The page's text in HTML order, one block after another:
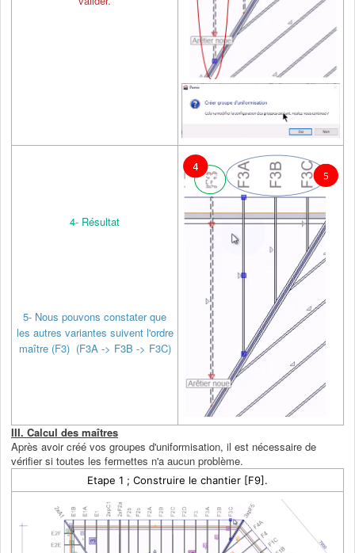
4- Résultat
5- Nous pouvons constater que
les autres variantes suivent l'ordre
maître (F3) (F3A -> F3B -> F3C)
III. Calcul des maîtres
Après avoir créé vos groupes d'uniformisation, il est nécessaire de
vérifier si toutes les fermettes n'a aucun problème.
Etape 1 ; Construire le chantier [F9].